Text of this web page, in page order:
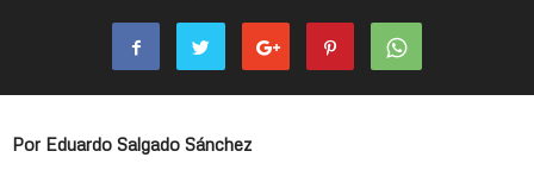
Por Eduardo Salgado Sánchez